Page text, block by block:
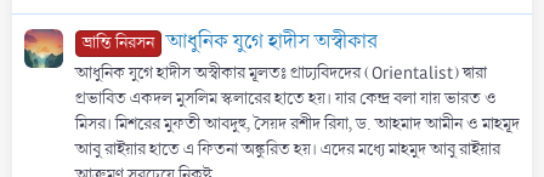
ভ্রান্তি নিরসন আধুনিক যুগে হাদীস অস্বীকার
আধুনিক যুগে হাদীস অস্বীকার মূলতঃ প্রাচ্যবিদদের (Orientalist) দ্বারা
প্রভাবিত একদল মুসলিম স্কলারের হাতে হয়। যার কেন্দ্র বলা যায় ভারত ও
মিসর। মিশরের মুফতী আবদুহু, সৈয়দ রশীদ রিযা, ড. আহমাদ আমীন ও মাহমূদ
আবু রাইয়ার হাতে এ ফিতনা অঙ্কুরিত হয়। এদের মধ্যে মাহমুদ আবু রাইয়ার